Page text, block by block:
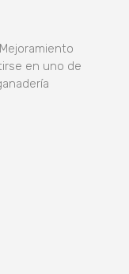
en uno de